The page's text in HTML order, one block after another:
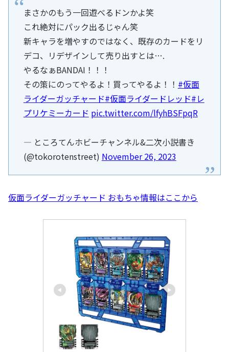
まさかのもう一回遊べるドンかよ笑
これ絶対にパック出るじゃん笑
新キャラを増やすのではなく、既存のカードをリ
デコ、リデザインして売り出すとは….
やるなぁBANDAI！！！
その策にのってやるよ！買ってやるよ！！ #仮面
ライダーガッチャード#仮面ライダードレッド#レ
プリケミーカード pic.twitter.com/lfyhBSFpqR
— ところてんホビーチャンネル&二次小説書き
(@tokorotenstreet) November 26, 2023
仮面ライダーガッチャード おもちゃ情報はここから